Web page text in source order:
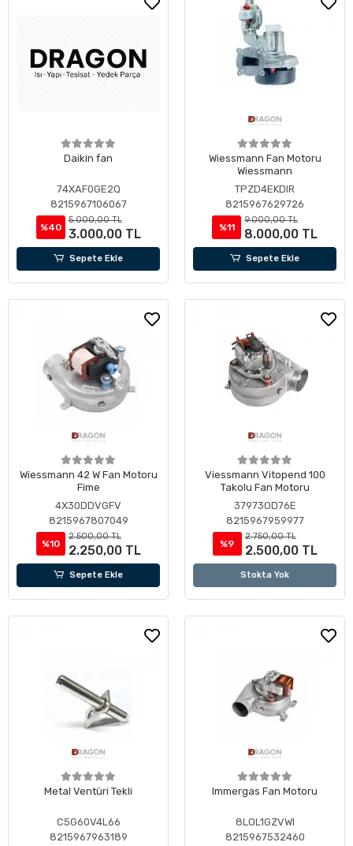
Daikin fan
74XAF0GE2Q
8215967106067
%40
5.000,00 TL
3.000,00 TL
Sepete Ekle
Wiessmann Fan Motoru
Wiessmann
TPZD4EKDIR
8215967629726
%11
9.000,00 TL
8.000,00 TL
Sepete Ekle
Wiessmann 42 W Fan Motoru
Fime
4X30DDVGFV
8215967807049
%10
2.500,00 TL
2.250,00 TL
Sepete Ekle
Viessmann Vitopend 100
Takolu Fan Motoru
37973OD76E
8215967959977
%9
2.750,00 TL
2.500,00 TL
Stokta Yok
Metal Ventüri Tekli
C5G60V4L66
8215967963189
Immergas Fan Motoru
8LOL1GZVWI
8215967532460